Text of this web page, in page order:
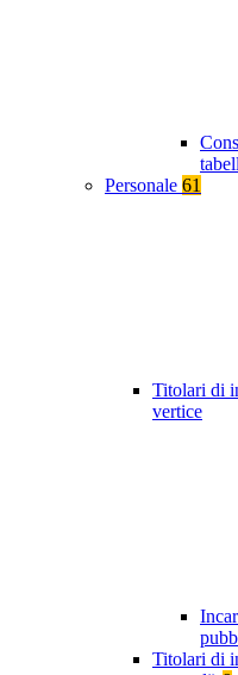
Personale 61
Titolari di
vertice
Titolari di